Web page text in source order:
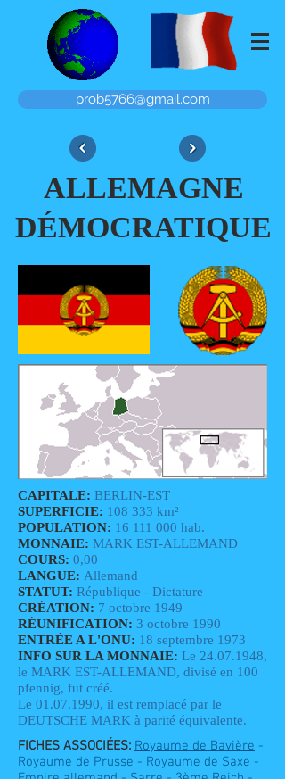
prob5766@gmail.com
ALLEMAGNE
DÉMOCRATIQUE
CAPITALE: BERLIN-EST
SUPERFICIE: 108 333 km²
POPULATION: 16 111 000 hab.
MONNAIE: MARK EST-ALLEMAND
COURS: 0,00
LANGUE: Allemand
STATUT: République - Dictature
CRÉATION: 7 octobre 1949
RÉUNIFICATION: 3 octobre 1990
ENTRÉE A L'ONU: 18 septembre 1973
INFO SUR LA MONNAIE: Le 24.07.1948,
le MARK EST-ALLEMAND, divisé en 100
pfennig, fut créé.
Le 01.07.1990, il est remplacé par le
DEUTSCHE MARK à parité équivalente.
FICHES ASSOCIÉES: Royaume de Bavière -
Royaume de Prusse - Royaume de Saxe -